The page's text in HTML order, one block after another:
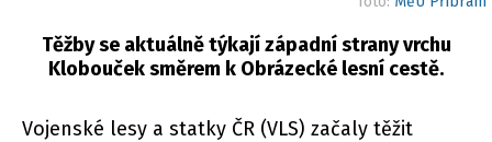
Těžby se aktuálně týkají západní strany vrchu
Klobouček směrem k Obrázecké lesní cestě.
Vojenské lesy a statky ČR (VLS) začaly těžit